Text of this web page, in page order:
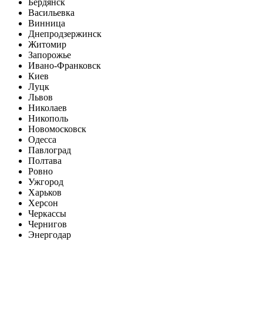
Бердянск
Васильевка
Винница
Днепродзержинск
Житомир
Запорожье
Ивано-Франковск
Киев
Луцк
Львов
Николаев
Никополь
Новомосковск
Одесса
Павлоград
Полтава
Ровно
Ужгород
Харьков
Херсон
Черкассы
Чернигов
Энергодар